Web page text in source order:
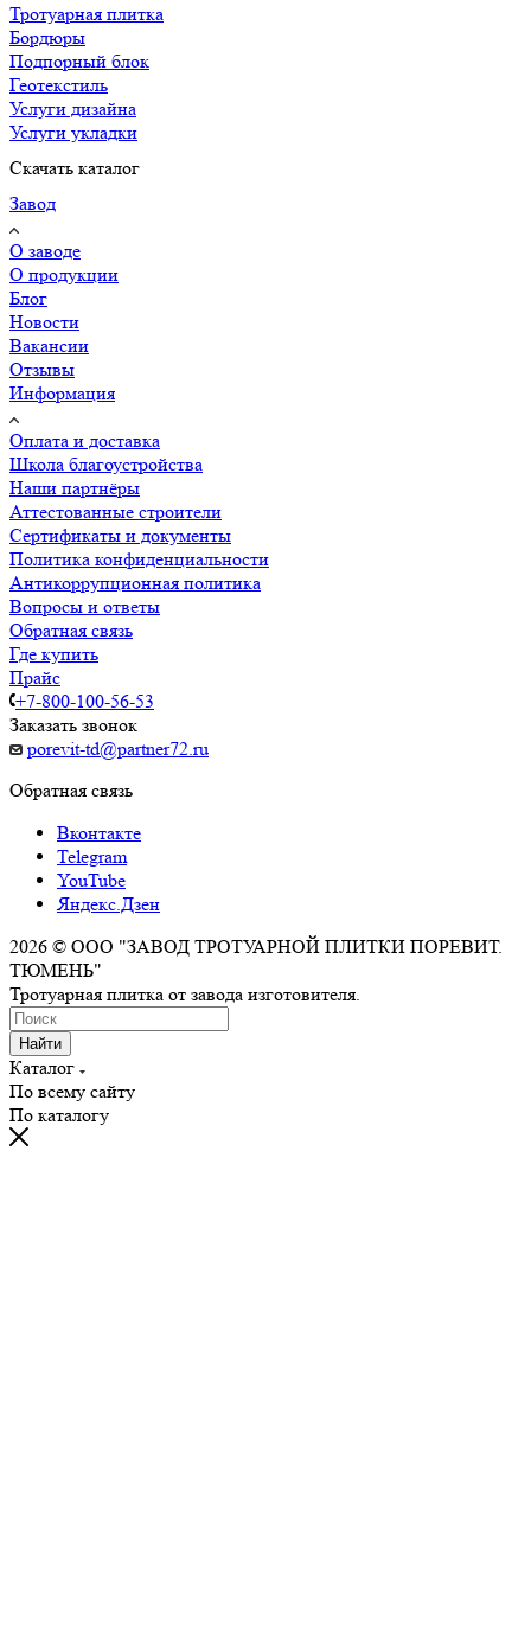
Тротуарная плитка
Бордюры
Подпорный блок
Геотекстиль
Услуги дизайна
Услуги укладки
Скачать каталог
Завод
О заводе
О продукции
Блог
Новости
Вакансии
Отзывы
Информация
Оплата и доставка
Школа благоустройства
Наши партнёры
Аттестованные строители
Сертификаты и документы
Политика конфиденциальности
Антикоррупционная политика
Вопросы и ответы
Обратная связь
Где купить
Прайс
+7-800-100-56-53
Заказать звонок
porevit-td@partner72.ru
Обратная связь
Вконтакте
Telegram
YouTube
Яндекс.Дзен
2026 © ООО "ЗАВОД ТРОТУАРНОЙ ПЛИТКИ ПОРЕВИТ.
ТЮМЕНЬ"
Тротуарная плитка от завода изготовителя.
Найти
Каталог
По всему сайту
По каталогу